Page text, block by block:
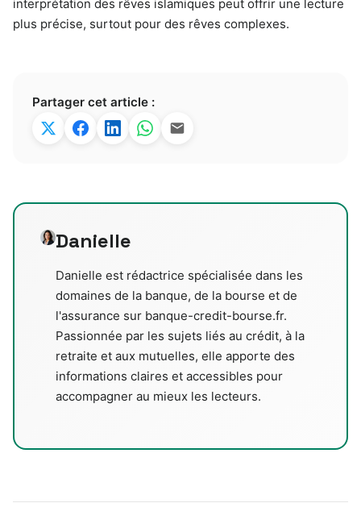
interprétation des rêves islamiques peut offrir une lecture
plus précise, surtout pour des rêves complexes.
Partager cet article :
Danielle
Danielle est rédactrice spécialisée dans les
domaines de la banque, de la bourse et de
l'assurance sur banque-credit-bourse.fr.
Passionnée par les sujets liés au crédit, à la
retraite et aux mutuelles, elle apporte des
informations claires et accessibles pour
accompagner au mieux les lecteurs.